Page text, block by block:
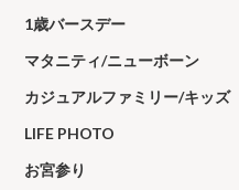
1歳バースデー
マタニティ/ニューボーン
カジュアルファミリー/キッズ
LIFE PHOTO
お宮参り